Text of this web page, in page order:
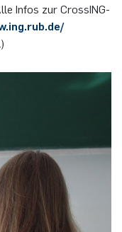
Infos zur Cros­sING-